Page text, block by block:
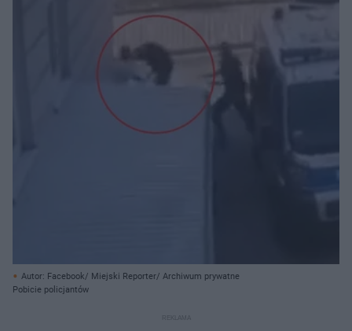
Autor: Facebook/ Miejski Reporter/ Archiwum prywatne
Pobicie policjantów